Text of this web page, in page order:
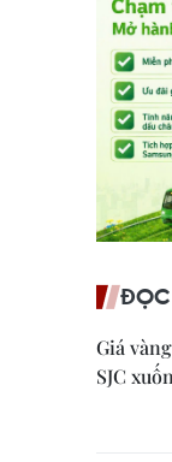
ĐỌC
Giá
SJC